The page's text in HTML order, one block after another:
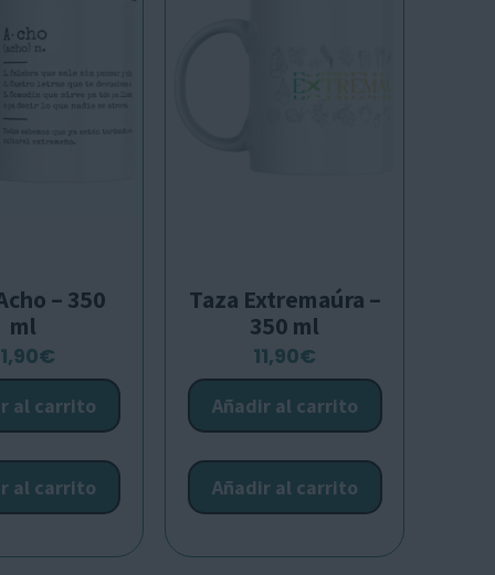
– 350
ml
€
al carrito
al carrito
Taza Extremaúra –
350 ml
11,90€
Añadir al carrito
Añadir al carrito